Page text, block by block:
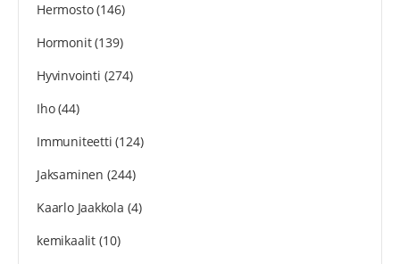
Hermosto(146)
Hormonit(139)
Hyvinvointi (274)
Iho(44)
Immuniteetti (124)
Jaksaminen (244)
Kaarlo Jaakkola (4)
kemikaalit(10)